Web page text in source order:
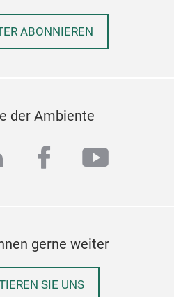
ABONNIEREN
der Ambiente
facebook
gerne weiter
SIE UNS